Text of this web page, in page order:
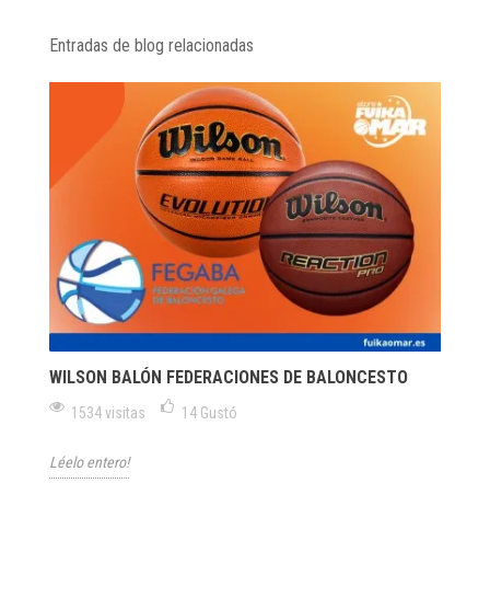
Entradas de blog relacionadas
WILSON BALÓN FEDERACIONES DE BALONCESTO
1534 visitas 14 Gustó
Léelo entero!